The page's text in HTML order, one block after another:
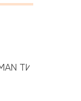
ТИН 103